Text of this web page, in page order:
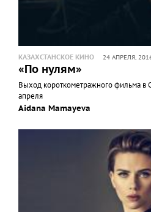
КАЗАХСТАНСКОЕ КИНО 24 АПРЕЛЯ,
«По нулям»
Выход короткометражного фильма в
апреля
Aidana Mamayeva